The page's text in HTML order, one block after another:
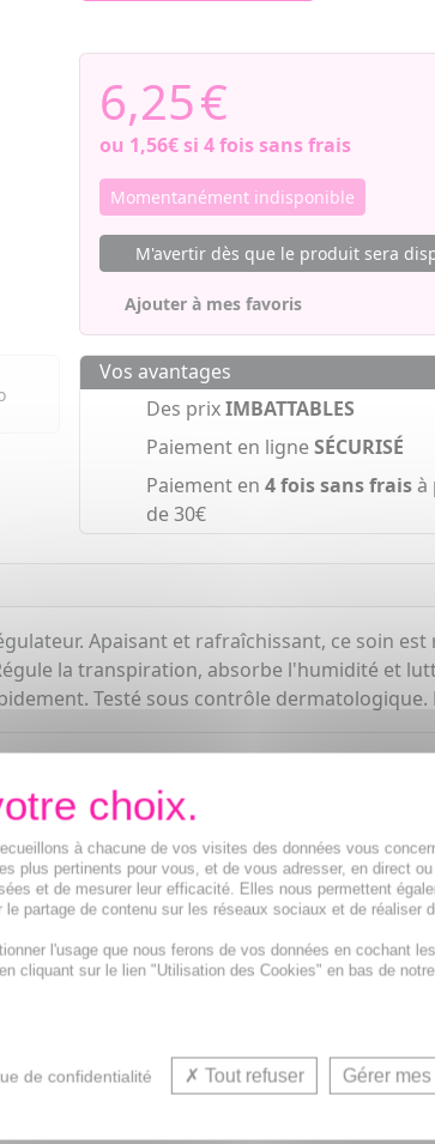
6,25€
ou 1,56€si 4 fois sans frais
Momentanément indisponible
M'avertir dès que le produit sera
Ajouter à mes favoris
Vos avantages
Des prixIMBATTABLES
Paiement en ligneSÉCURISÉ
Paiement en 4 fois sans fraisà
de 30€
Apaisant et rafraîchissant, ce soin
la transpiration, absorbe l'humidité et
Testé sous contrôle
VOUS AIMEREZ AUSSI...
à chacune de vos visites des données vous
plus pertinents pour vous, et de vous adresser, en direct
et de mesurer leur efficacité. Elles nous permettent
partage de contenu sur les réseaux sociaux et de réaliser
l'usage que nous ferons de vos données en cochant
cliquant sur le lien "Utilisation des Cookies" en bas de
de confidentialité Tout refuser Gérer